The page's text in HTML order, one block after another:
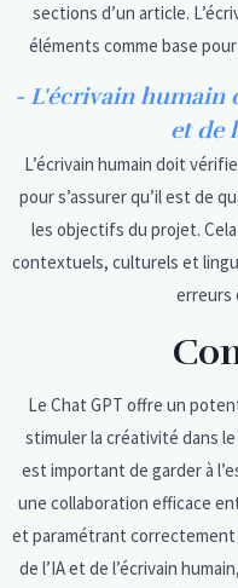
sections d’un article.
éléments comme base
- L'écrivain humain
et de
L’écrivain humain doit
pour s’assurer qu’il est de
les objectifs du projet.
contextuels, culturels et
erreurs
Le Chat GPT offre un
stimuler la créativité dans
est important de garder à
une collaboration efficace
et paramétrant
de l’IA et de l’écrivain